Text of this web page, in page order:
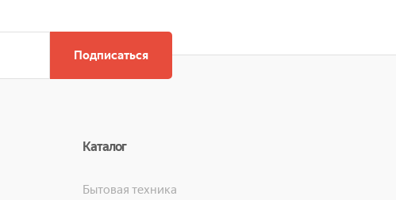
Подписаться
Каталог
Бытовая техника